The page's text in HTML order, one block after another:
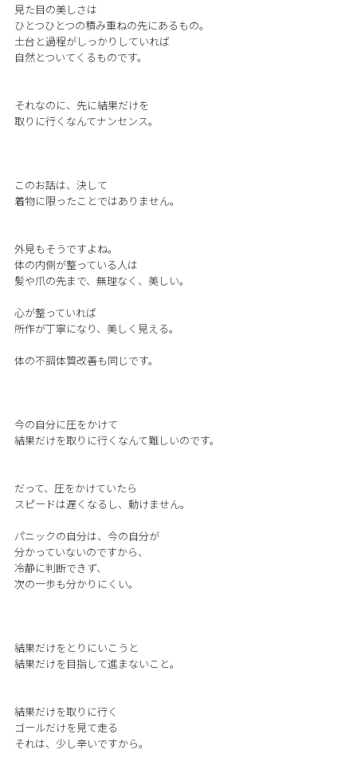
見た目の美しさは
ひとつひとつの積み重ねの先にあるもの。
土台と過程がしっかりしていれば
自然とついてくるものです。
それなのに、先に結果だけを
取りに行くなんてナンセンス。
このお話は、決して
着物に限ったことではありません。
外見もそうですよね。
体の内側が整っている人は
髪や爪の先まで、無理なく、美しい。
心が整っていれば
所作が丁寧になり、美しく見える。
体の不調体質改善も同じです。
今の自分に圧をかけて
結果だけを取りに行くなんて難しいのです。
だって、圧をかけていたら
スピードは遅くなるし、動けません。
パニックの自分は、今の自分が
分かっていないのですから、
冷静に判断できず、
次の一歩も分かりにくい。
結果だけをとりにいこうと
結果だけを目指して進まないこと。
結果だけを取りに行く
ゴールだけを見て走る
それは、少し辛いですから。